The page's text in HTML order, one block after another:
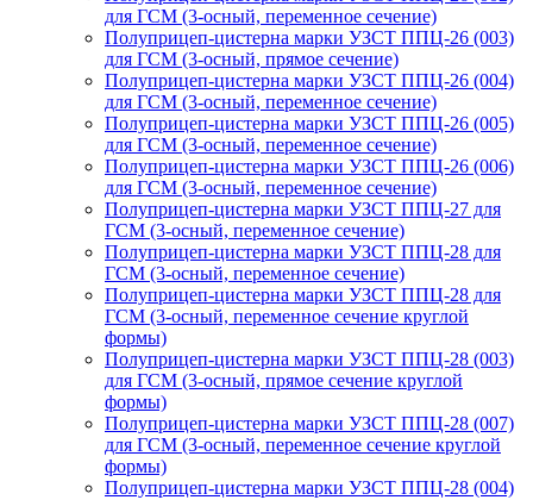
для ГСМ (3-осный, переменное сечение)
Полуприцеп-цистерна марки УЗСТ ППЦ-26 (003)
для ГСМ (3-осный, прямое сечение)
Полуприцеп-цистерна марки УЗСТ ППЦ-26 (004)
для ГСМ (3-осный, переменное сечение)
Полуприцеп-цистерна марки УЗСТ ППЦ-26 (005)
для ГСМ (3-осный, переменное сечение)
Полуприцеп-цистерна марки УЗСТ ППЦ-26 (006)
для ГСМ (3-осный, переменное сечение)
Полуприцеп-цистерна марки УЗСТ ППЦ-27 для
ГСМ (3-осный, переменное сечение)
Полуприцеп-цистерна марки УЗСТ ППЦ-28 для
ГСМ (3-осный, переменное сечение)
Полуприцеп-цистерна марки УЗСТ ППЦ-28 для
ГСМ (3-осный, переменное сечение круглой
формы)
Полуприцеп-цистерна марки УЗСТ ППЦ-28 (003)
для ГСМ (3-осный, прямое сечение круглой
формы)
Полуприцеп-цистерна марки УЗСТ ППЦ-28 (007)
для ГСМ (3-осный, переменное сечение круглой
формы)
Полуприцеп-цистерна марки УЗСТ ППЦ-28 (004)